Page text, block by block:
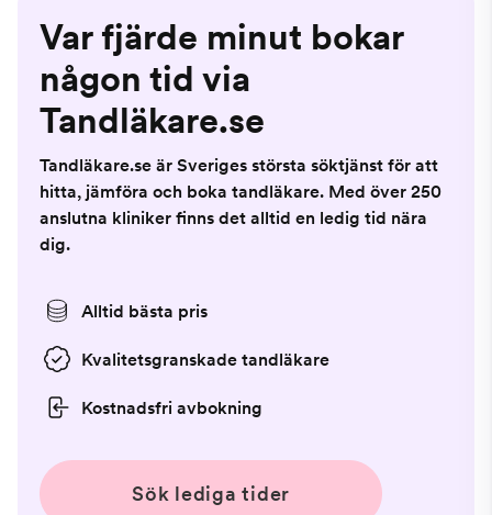
Var fjärde minut bokar
någon tid via
Tandläkare.se
Tandläkare.se är Sveriges största söktjänst för att
hitta, jämföra och boka tandläkare. Med över 250
anslutna kliniker finns det alltid en ledig tid nära
dig.
Alltid bästa pris
Kvalitetsgranskade tandläkare
Kostnadsfri avbokning
Sök lediga tider